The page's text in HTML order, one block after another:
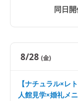
直接ご
り会場
理を重
案をい
同日
8/28 (金)
【ナチュラル×レ
人館見学×婚礼メ